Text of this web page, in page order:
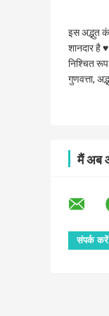
इस अद्भुत
शानदार है
निश्चित
गुणवत्ता,
मैं अब